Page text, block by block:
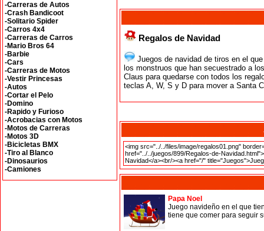
-Carreras de Autos
-Crash Bandicoot
-Solitario Spider
-Carros 4x4
-Carreras de Carros
-Mario Bros 64
-Barbie
-Cars
-Carreras de Motos
-Vestir Princesas
-Autos
-Cortar el Pelo
-Domino
-Rapido y Furioso
-Acrobacias con Motos
-Motos de Carreras
-Motos 3D
-Bicicletas BMX
-Tiro al Blanco
-Dinosaurios
-Camiones
Regalos de Navidad
Juegos de navidad de tiros en el
los monstruos que han secuestrado a
Claus para quedarse con todos los
teclas A, W, S y D para mover a Santa
Papa Noel
Juego navideño en el que
tiene que comer para seguir